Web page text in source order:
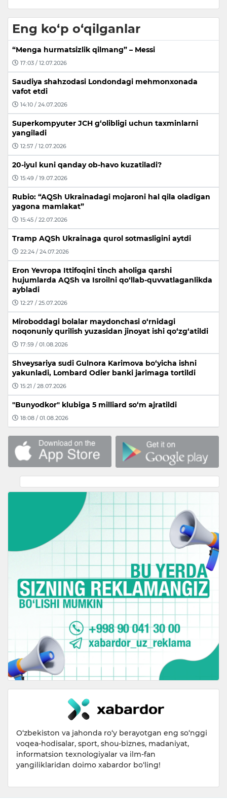
Eng ko‘p o‘qilganlar
“Menga hurmatsizlik qilmang” – Messi
17:03 / 12.07.2026
Saudiya shahzodasi Londondagi mehmonxonada
vafot etdi
14:10 / 24.07.2026
Superkompyuter JCH g‘olibligi uchun taxminlarni
yangiladi
12:57 / 12.07.2026
20-iyul kuni qanday ob-havo kuzatiladi?
15:49 / 19.07.2026
Rubio: “AQSh Ukrainadagi mojaroni hal qila oladigan
yagona mamlakat”
15:45 / 22.07.2026
Tramp AQSh Ukrainaga qurol sotmasligini aytdi
22:24 / 24.07.2026
Eron Yevropa Ittifoqini tinch aholiga qarshi
hujumlarda AQSh va Isroilni qo‘llab-quvvatlaganlikda
aybladi
12:27 / 25.07.2026
Miroboddagi bolalar maydonchasi o‘rnidagi
noqonuniy qurilish yuzasidan jinoyat ishi qo‘zg‘atildi
17:59 / 01.08.2026
Shveysariya sudi Gulnora Karimova bo‘yicha ishni
yakunladi, Lombard Odier banki jarimaga tortildi
15:21 / 28.07.2026
"Bunyodkor" klubiga 5 milliard so‘m ajratildi
18:08 / 01.08.2026
O‘zbekiston va jahonda ro‘y berayotgan eng so‘nggi
voqea-hodisalar, sport, shou-biznes, madaniyat,
informatsion texnologiyalar va ilm-fan
yangiliklaridan doimo xabardor bo‘ling!